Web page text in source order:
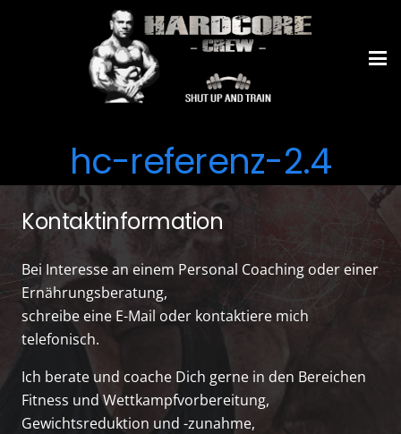
hc-referenz-2.4
Kontaktinformation
Bei Interesse an einem Personal Coaching oder einer
Ernährungsberatung,
schreibe eine E-Mail oder kontaktiere mich
telefonisch.
Ich berate und coache Dich gerne in den Bereichen
Fitness und Wettkampfvorbereitung,
Gewichtsreduktion und -zunahme,